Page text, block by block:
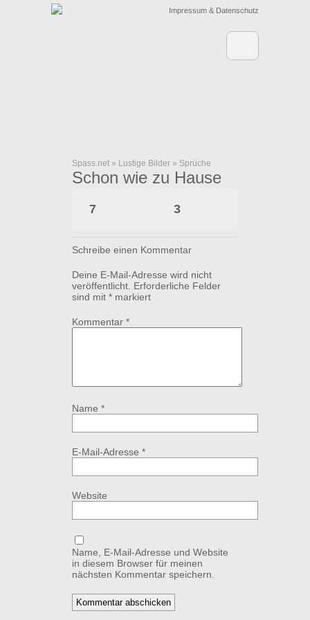
Impressum & Datenschutz
Spass.net » Lustige Bilder » Sprüche
Schon wie zu Hause
7 3
Schreibe einen Kommentar
Deine E-Mail-Adresse wird nicht
veröffentlicht. Erforderliche Felder
sind mit * markiert
Kommentar *
Name *
E-Mail-Adresse *
Website
Name, E-Mail-Adresse und Website
in diesem Browser für meinen
nächsten Kommentar speichern.